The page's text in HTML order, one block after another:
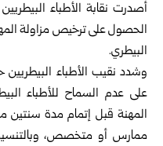
أصدرت نقابة الأطباء البيطريين
الحصول على ترخيص مزاولة
البيطري.
وشدد نقيب الأطباء
على عدم السماح للأطباء
المهنة قبل إتمام مدة
ممارس أو متخصص، وبالتنسيق